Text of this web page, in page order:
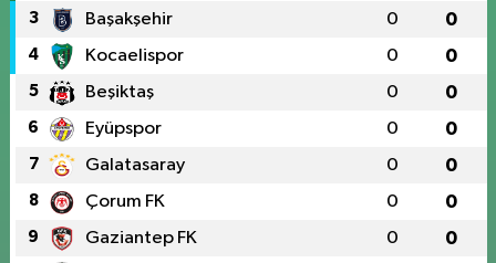
3 Başakşehir 0 0
4 Kocaelispor 0 0
5 Beşiktaş 0 0
6 Eyüpspor 0 0
7 Galatasaray 0 0
8 Çorum FK 0 0
9 Gaziantep FK 0 0